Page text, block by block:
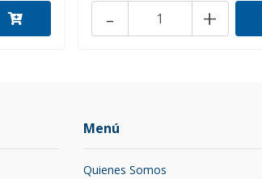
+
-
Menú
Quienes Somos